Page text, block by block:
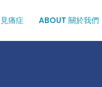
痛症 ABOUT 關於我們